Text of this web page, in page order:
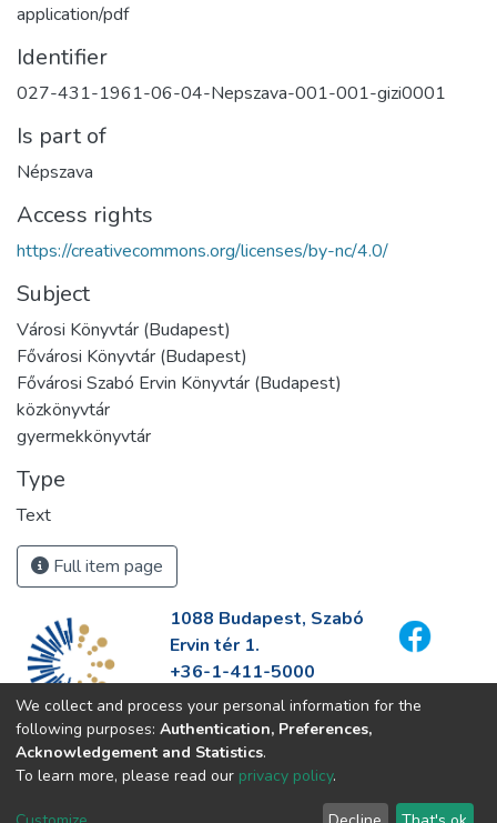
application/pdf
Identifier
027-431-1961-06-04-Nepszava-001-001-gizi0001
Is part of
Népszava
Access rights
https://creativecommons.org/licenses/by-nc/4.0/
Subject
Városi Könyvtár (Budapest)
Fővárosi Könyvtár (Budapest)
Fővárosi Szabó Ervin Könyvtár (Budapest)
közkönyvtár
gyermekkönyvtár
Type
Text
Full item page
1088 Budapest, Szabó
Ervin tér 1.
+36-1-411-5000
info@fszek.hu
https://fszek.hu
We collect and process your personal information for the
following purposes: Authentication, Preferences,
Acknowledgement and Statistics.
To learn more, please read our privacy policy.